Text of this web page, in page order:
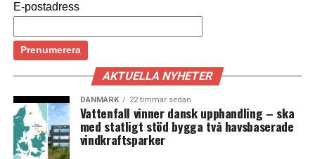
– För bara några år sedan hade vi inte något att berätta
han till Dagens Nyheter.
(News Øresund)
Foto:Sinikka Halme(CC BY-SA 4.0)
LÄS OCKSÅ:
E-postadress
AKTUELLA NYHETER
DANMARK 22 timmar sedan
Vattenfall vinner dansk upphandling – ska
med statligt stöd bygga två havsbaserade
vindkraftsparker